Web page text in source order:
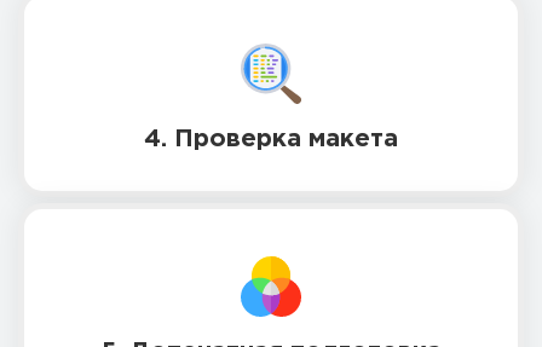
4. Проверка макета